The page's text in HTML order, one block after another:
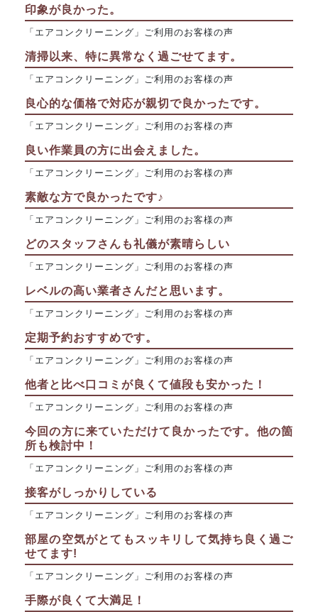
印象が良かった。
「エアコンクリーニング」ご利用のお客様の声
清掃以来、特に異常なく過ごせてます。
「エアコンクリーニング」ご利用のお客様の声
良心的な価格で対応が親切で良かったです。
「エアコンクリーニング」ご利用のお客様の声
良い作業員の方に出会えました。
「エアコンクリーニング」ご利用のお客様の声
素敵な方で良かったです♪
「エアコンクリーニング」ご利用のお客様の声
どのスタッフさんも礼儀が素晴らしい
「エアコンクリーニング」ご利用のお客様の声
レベルの高い業者さんだと思います。
「エアコンクリーニング」ご利用のお客様の声
定期予約おすすめです。
「エアコンクリーニング」ご利用のお客様の声
他者と比べ口コミが良くて値段も安かった！
「エアコンクリーニング」ご利用のお客様の声
今回の方に来ていただけて良かったです。他の箇
所も検討中！
「エアコンクリーニング」ご利用のお客様の声
接客がしっかりしている
「エアコンクリーニング」ご利用のお客様の声
部屋の空気がとてもスッキリして気持ち良く過ご
せてます!
「エアコンクリーニング」ご利用のお客様の声
手際が良くて大満足！